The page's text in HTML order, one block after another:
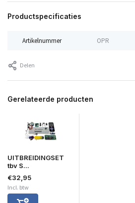
Productspecificaties
Artikelnummer OPR
Delen
Gerelateerde producten
UITBREIDINGSET
tbv S...
€32,95
Incl. btw